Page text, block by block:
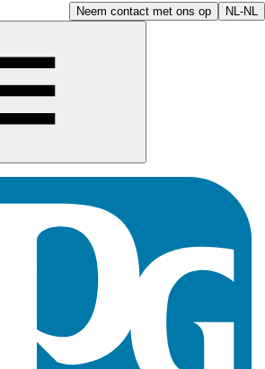
Neem contact met ons op NL-NL